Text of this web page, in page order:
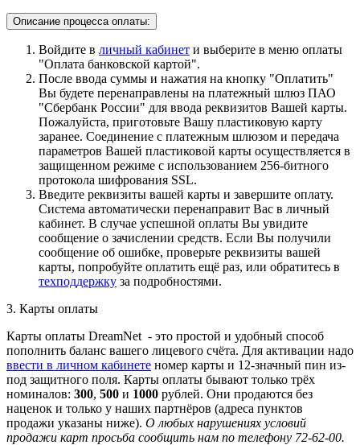
Описание процесса оплаты:
Войдите в личный кабинет и выберите в меню оплаты
"Оплата банковской картой".
После ввода суммы и нажатия на кнопку "Оплатить"
Вы будете перенаправлены на платежный шлюз ПАО
"Сбербанк России" для ввода реквизитов Вашей карты.
Пожалуйста, приготовьте Вашу пластиковую карту
заранее. Соединение с платежным шлюзом и передача
параметров Вашей пластиковой карты осуществляется в
защищенном режиме с использованием 256-битного
протокола шифрования SSL.
Введите реквизиты вашей карты и завершите оплату.
Система автоматически перенаправит Вас в личный
кабинет. В случае успешной оплаты Вы увидите
сообщение о зачислении средств. Если Вы получили
сообщение об ошибке, проверьте реквизиты вашей
карты, попробуйте оплатить ещё раз, или обратитесь в
техподдержку за подробностями.
3. Карты оплаты
Карты оплаты DreamNet - это простой и удобный способ
пополнить баланс вашего лицевого счёта. Для активации надо
ввести в личном кабинете номер карты и 12-значный пин из-
под защитного поля. Карты оплаты бывают только трёх
номиналов: 300, 500 и 1000 рублей. Они продаются без
наценок и только у наших партнёров (адреса пунктов
продажи указаны ниже). О любых нарушениях условий
продажи карт просьба сообщить нам по телефону 72-62-00.